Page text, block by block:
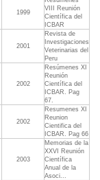
1999
VIII Reunión
Científica del
ICBAR
2001
Revista de
Investigaciones
Veterinarias del
Peru
2002
Resúmenes XI
Reunión
Científica del
ICBAR. Pag
67.
2002
Resumenes XI
Reunion
Cientifica del
ICBAR. Pag 66
2003
Memorias de la
XXVI Reunión
Científica
Anual de la
Asoci...